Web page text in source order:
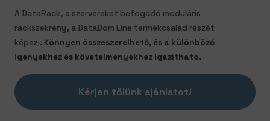
A DataRack, a szervereket befogadó moduláris
rackszekrény, a DataDom Line termékcsalád részét
képezi. Könnyen összeszerelhető, és a különböző
igényekhez és követelményekhez igazítható.
Kérjen tőlünk ajánlatot!